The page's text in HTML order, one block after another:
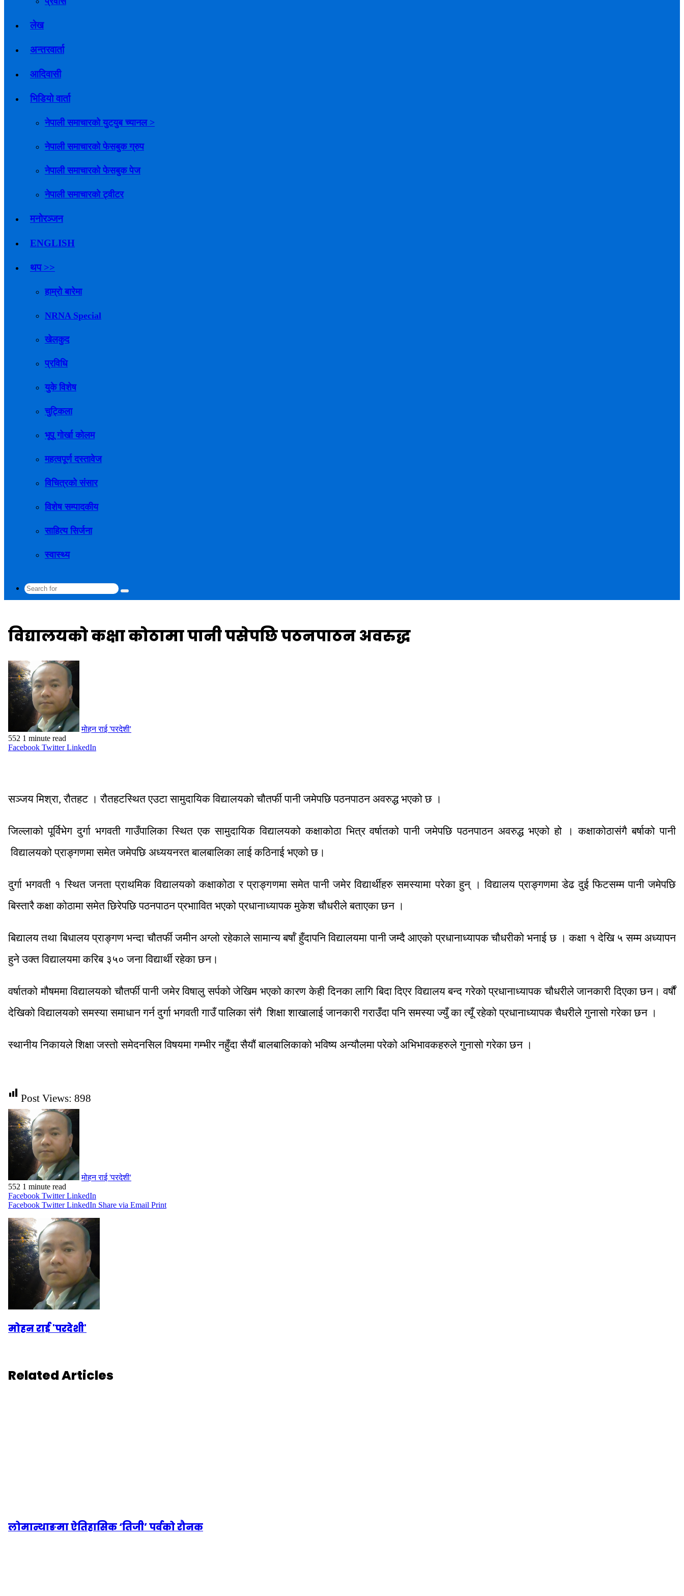
लेख
अन्तरवार्ता
आदिवासी
भिडियो वार्ता
नेपाली समाचारको युटयुब च्यानल >
नेपाली समाचारको फेसबुक ग्रुप
नेपाली समाचारको फेसबुक पेज
नेपाली समाचारको ट्वीटर
मनोरञ्जन
ENGLISH
थप >>
हाम्रो बारेमा
NRNA Special
खेलकुद
प्रविधि
युके विशेष
चुट्किला
भूपू गोर्खा कोलम
महत्वपूर्ण दस्तावेज
विचित्रको संसार
विशेष सम्पादकीय
साहित्य सिर्जना
स्वास्थ्य
Search
for
विद्यालयको कक्षा कोठामा पानी पसेपछि पठनपाठन अवरुद्ध
मोहन राई 'परदेशी'
552 1 minute read
Facebook Twitter LinkedIn
सञ्जय मिश्रा, रौतहट । रौतहटस्थित एउटा सामुदायिक विद्यालयको चौतर्फी पानी जमेपछि पठनपाठन अवरुद्ध भएको छ ।
जिल्लाको पूर्विभेग दुर्गा भगवती गाउँपालिका स्थित एक सामुदायिक विद्यालयको कक्षाकोठा भित्र वर्षातको पानी जमेपछि पठनपाठन अवरुद्ध भएको हो । कक्षाकोठासंगै बर्षाको पानी
विद्यालयको प्राङ्गणमा समेत जमेपछि अध्ययनरत बालबालिका लाई कठिनाई भएको छ।
दुर्गा भगवती १ स्थित जनता प्राथमिक विद्यालयको कक्षाकोठा र प्राङ्गणमा समेत पानी जमेर विद्यार्थीहरु समस्यामा परेका हुन् । विद्यालय प्राङ्गणमा डेढ दुई फिटसम्म पानी जमेपछि
बिस्तारै कक्षा कोठामा समेत छिरेपछि पठनपाठन प्रभाावित भएको प्रधानाध्यापक मुकेश चौधरीले बताएका छन ।
बिद्यालय तथा बिधालय प्राङ्गण भन्दा चौतर्फी जमीन अग्लो रहेकाले सामान्य बर्षाँ हुँदापनि विद्यालयमा पानी जम्दै आएको प्रधानाध्यापक चौधरीको भनाई छ । कक्षा १ देखि ५ सम्म अध्यापन
हुने उक्त विद्यालयमा करिब ३५० जना विद्यार्थी रहेका छन।
वर्षातको मौषममा विद्यालयको चौतर्फी पानी जमेर विषालु सर्पको जेखिम भएको कारण केही दिनका लागि बिदा दिएर विद्यालय बन्द गरेको प्रधानाध्यापक चौधरीले जानकारी दिएका छन। वर्षौं
देखिको विद्यालयको समस्या समाधान गर्न दुर्गा भगवती गाउँ पालिका संगै शिक्षा शाखालाई जानकारी गराउँदा पनि समस्या ज्युँ का त्यूँ रहेको प्रधानाध्यापक चैधरीले गुनासो गरेका छन ।
स्थानीय निकायले शिक्षा जस्तो समेदनसिल विषयमा गम्भीर नहुँदा सैयौं बालबालिकाको भविष्य अन्यौलमा परेको अभिभावकहरुले गुनासो गरेका छन ।
Post Views: 898
मोहन राई 'परदेशी'
552 1 minute read
Facebook Twitter LinkedIn
Facebook Twitter LinkedIn Share via Email Print
मोहन राई 'परदेशी'
Related Articles
लोमान्थाङमा ऐतिहासिक ‘तिजी’ पर्वको रौनक